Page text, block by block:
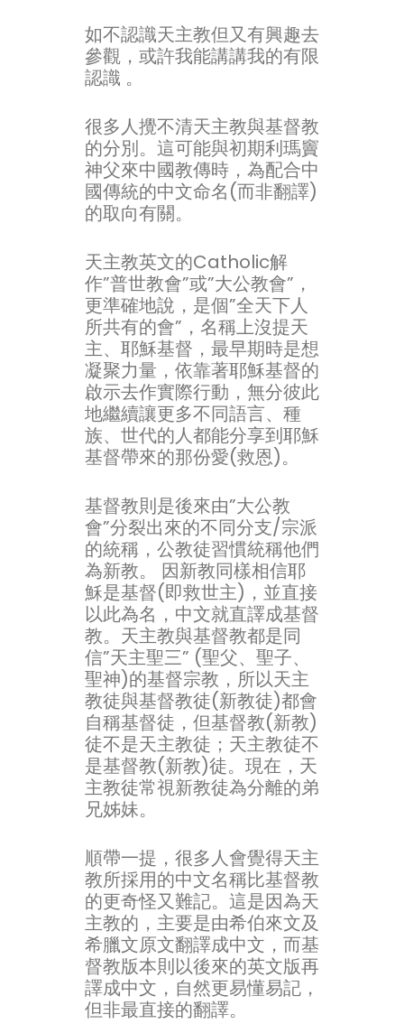
如不認識天主教但又有興趣去
參觀，或許我能講講我的有限
認識 。
很多人攪不清天主教與基督教
的分別。這可能與初期利瑪竇
神父來中國教傳時，為配合中
國傳統的中文命名(而非翻譯)
的取向有關。
天主教英文的Catholic解
作”普世教會”或”大公教會”，
更準確地說，是個”全天下人
所共有的會”，名稱上沒提天
主、耶穌基督，最早期時是想
凝聚力量，依靠著耶穌基督的
啟示去作實際行動，無分彼此
地繼續讓更多不同語言、種
族、世代的人都能分享到耶穌
基督帶來的那份愛(救恩)。
基督教則是後來由”大公教
會”分裂出來的不同分支/宗派
的統稱，公教徒習慣統稱他們
為新教。 因新教同樣相信耶
穌是基督(即救世主)，並直接
以此為名，中文就直譯成基督
教。天主教與基督教都是同
信”天主聖三” (聖父、聖子、
聖神)的基督宗教，所以天主
教徒與基督教徒(新教徒)都會
自稱基督徒，但基督教(新教)
徒不是天主教徒；天主教徒不
是基督教(新教)徒。現在，天
主教徒常視新教徒為分離的弟
兄姊妹。
順帶一提，很多人會覺得天主
教所採用的中文名稱比基督教
的更奇怪又難記。這是因為天
主教的，主要是由希伯來文及
希臘文原文翻譯成中文，而基
督教版本則以後來的英文版再
譯成中文，自然更易懂易記，
但非最直接的翻譯。